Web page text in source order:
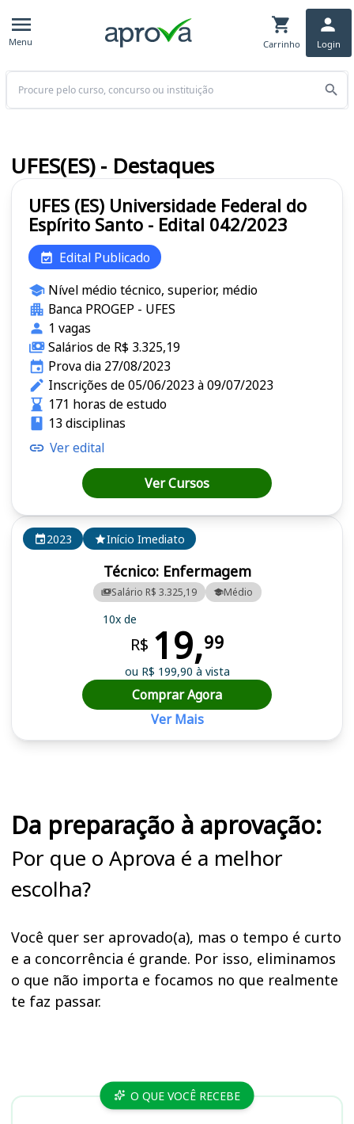
Menu Carrinho Login
Buscar
2023 Início Imediato
Técnico: Enfermagem
Salário R$ 3.325,19 Médio
10x de
R$ 19,99
ou R$ 199,90 à vista
Comprar Agora
Ver Mais
UFES (ES) Universidade Federal do
Espírito Santo - Edital 042/2023
Edital Publicado
Nível médio técnico, superior, médio
Banca PROGEP - UFES
1 vagas
Salários de R$ 3.325,19
Prova dia 27/08/2023
Inscrições de 05/06/2023 à 09/07/2023
171 horas de estudo
13 disciplinas
Ver edital
Ver Cursos
UFES(ES) - Destaques
Da preparação à aprovação:
Por que o Aprova é a melhor
escolha?
Você quer ser aprovado(a), mas o tempo é curto
e a concorrência é grande. Por isso, eliminamos
o que não importa e focamos no que realmente
te faz passar.
Cursos UFES (ES)O QUE VOCÊ RECEBE